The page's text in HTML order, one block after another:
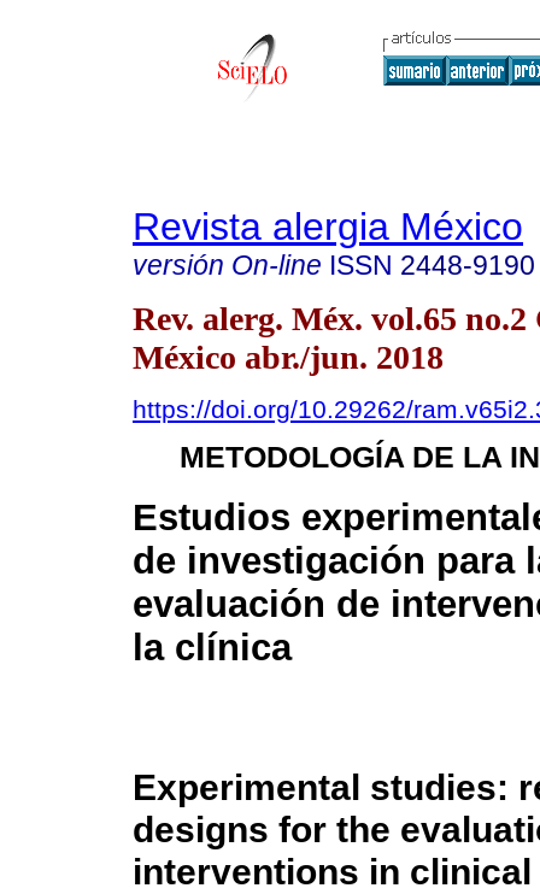
Revista alergia México
versión On-line ISSN 2448-9190
Rev. alerg. Méx. vol.65
México abr./jun. 2018
https://doi.org/10.29262/
METODOLOGÍA DE LA
Estudios
de investigación para
evaluación de
la clínica
Experimental studies:
designs for the
interventions in